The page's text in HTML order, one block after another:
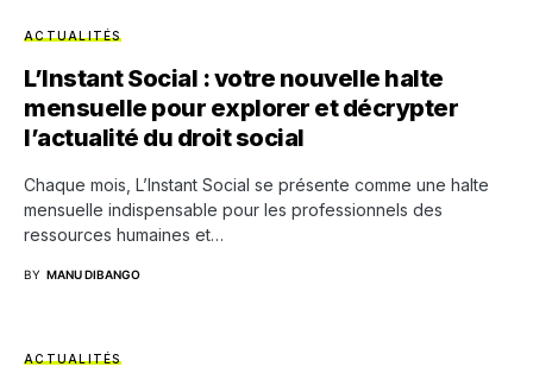
ACTUALITÉS
L’Instant Social : votre nouvelle halte
mensuelle pour explorer et décrypter
l’actualité du droit social
Chaque mois, L’Instant Social se présente comme une halte
mensuelle indispensable pour les professionnels des
ressources humaines et…
BY MANU DIBANGO
ACTUALITÉS